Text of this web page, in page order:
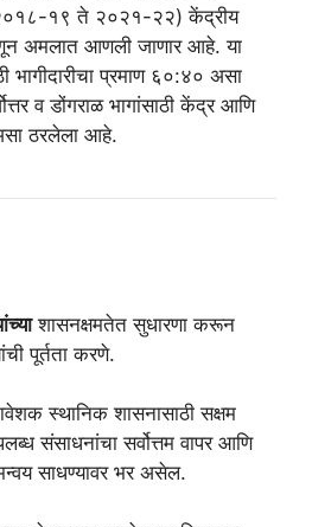
(२०१८-१९ ते २०२१-२२) केंद्रीय
अमलात आणली जाणार आहे. या
भागीदारीचा प्रमाण ६०:४० असा
व डोंगराळ भागांसाठी केंद्र आणि
ठरलेला आहे.
शासनक्षमतेत सुधारणा करून
पूर्तता करणे.
स्थानिक शासनासाठी सक्षम
संसाधनांचा सर्वोत्तम वापर आणि
साधण्यावर भर असेल.